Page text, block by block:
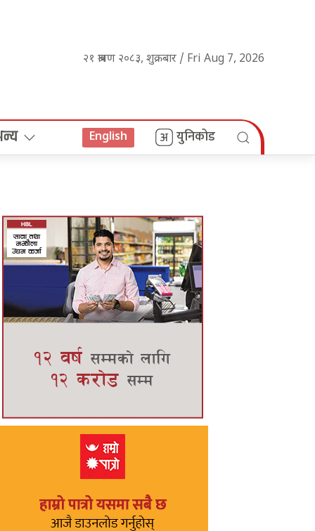
२१ श्रावण २०८३, शुक्रबार / Fri Aug 7, 2026
English युनिकोड